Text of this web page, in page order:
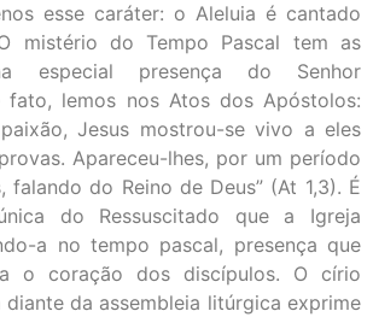
esse caráter: o Aleluia é cantado
mistério do Tempo Pascal tem as
especial presença do Senhor
fato, lemos nos Atos dos Apóstolos:
Jesus mostrou-se vivo a eles
Apareceu-lhes, por um período
falando do Reino de Deus” (At 1,3). É
do Ressuscitado que a Igreja
a no tempo pascal, presença que
o coração dos discípulos. O círio
diante da assembleia litúrgica exprime